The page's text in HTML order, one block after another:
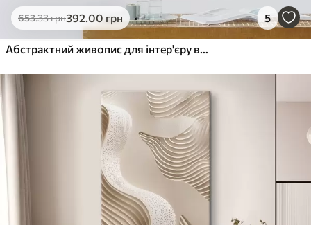
653.33грн392.00 грн 5
Абстрактний живопис для інтер'єру в пастельних, охристих та оливкових тонах